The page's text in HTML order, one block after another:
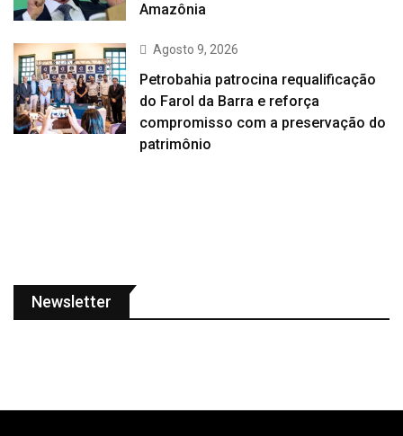
Amazônia
Agosto 9, 2026
Petrobahia patrocina requalificação
do Farol da Barra e reforça
compromisso com a preservação do
patrimônio
Newsletter